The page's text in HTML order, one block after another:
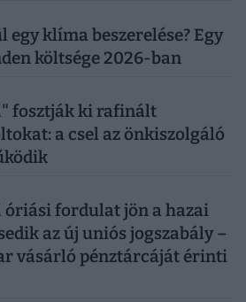
egy klíma beszerelése? Egy
költsége 2026-ban
fosztják ki rafinált
a csel az önkiszolgáló
óriási fordulat jön a hazai
az új uniós jogszabály –
vásárló pénztárcáját érinti